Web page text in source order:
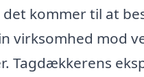
kommer til at
virksomhed mod
Tagdækkerens